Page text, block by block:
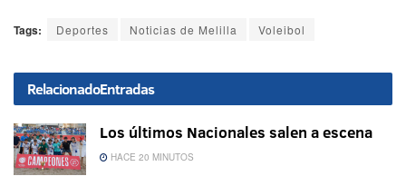
Tags: Deportes Noticias de Melilla Voleibol
RelacionadoEntradas
Los últimos Nacionales salen a escena
HACE 20 MINUTOS